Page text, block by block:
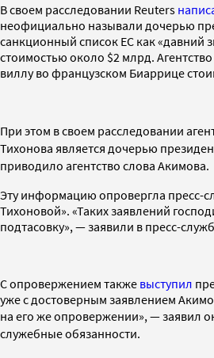
В своем расследовании Reuters
неофициально называли дочерью
санкционный список ЕС как «давний
стоимостью около $2 млрд.
виллу во французском Биаррице
При этом в своем расследовании
Тихонова является дочерью
приводило агентство слова Акимова.
Эту информацию опровергла пресс-
Тихоновой». «Таких заявлений
подтасовку», — заявили в пресс-
С опровержением также выступил
уже с достоверным заявлением
на его же опровержении», — заявил
служебные обязанности.